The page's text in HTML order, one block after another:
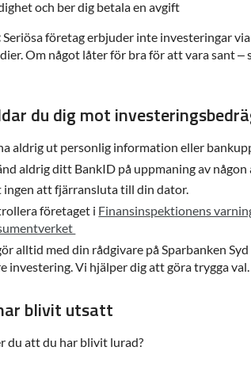
och ber dig betala en avgift
Seriösa företag erbjuder inte investeringar
Om något låter för bra för att vara sant –
du dig mot
aldrig ut personlig information eller
aldrig ditt BankID på uppmaning av någon
ingen att fjärransluta till din dator.
företaget i Finansinspektionens
alltid med din rådgivare på Sparbanken
investering. Vi hjälper dig att göra trygga val.
blivit utsatt
du att du har blivit lurad?